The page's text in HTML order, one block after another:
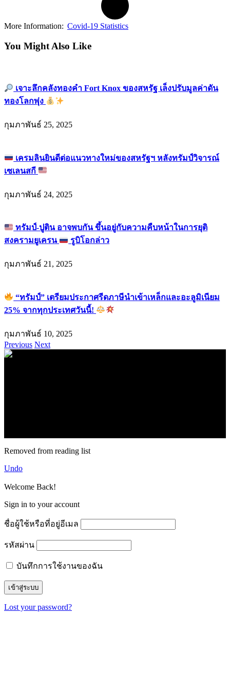
More Information: Covid-19 Statistics
You Might Also Like
เจาะลึกคลังทองคำ Fort Knox ของสหรัฐ เล็งปรับมูลค่าดัน
ทองโลกพุ่ง
กุมภาพันธ์ 25, 2025
เครมลินยินดีต่อแนวทางใหม่ของสหรัฐฯ หลังทรัมป์วิจารณ์
เซเลนสกี
กุมภาพันธ์ 24, 2025
ทรัมป์-ปูติน อาจพบกัน ขึ้นอยู่กับความคืบหน้าในการยุติ
สงครามยูเครน
รูบิโอกล่าว
กุมภาพันธ์ 21, 2025
“ทรัมป์” เตรียมประกาศรีดภาษีนำเข้าเหล็กและอะลูมิเนียม
25% จากทุกประเทศวันนี้!
กุมภาพันธ์ 10, 2025
Previous Next
Removed from reading list
Undo
Welcome Back!
Sign in to your account
ชื่อผู้ใช้หรือที่อยู่อีเมล
รหัสผ่าน
บันทึกการใช้งานของฉัน
Lost your password?